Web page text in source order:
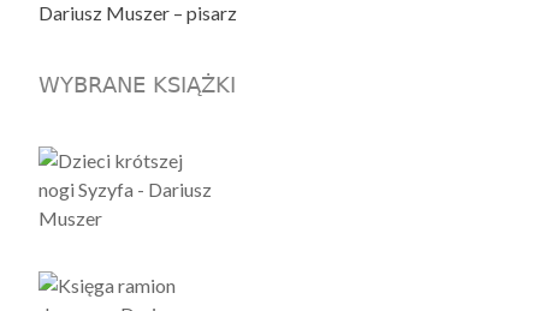
Dariusz Muszer – pisarz
WYBRANE KSIĄŻKI